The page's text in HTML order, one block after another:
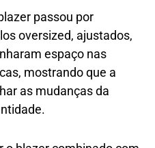
passou por
oversized, ajustados,
espaço nas
mostrando que a
as mudanças da